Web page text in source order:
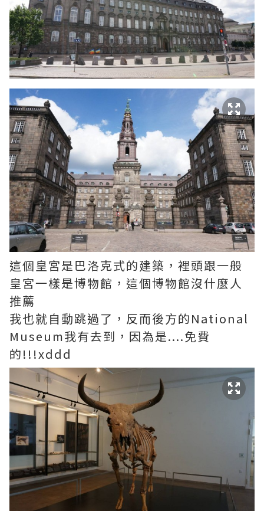
這個皇宮是巴洛克式的建築，裡頭跟一般
皇宮一樣是博物館，這個博物館沒什麼人
推薦
我也就自動跳過了，反而後方的National
Museum我有去到，因為是....免費
的!!!xddd